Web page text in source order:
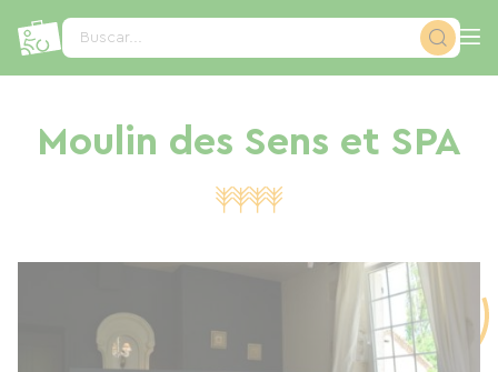
Buscar...
Moulin des Sens et SPA
Panel de gestión de cookies